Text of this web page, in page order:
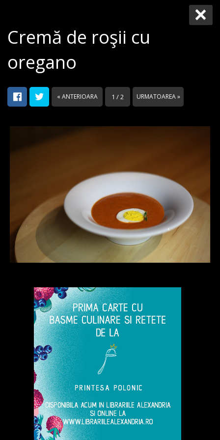
Cremă de roşii cu
oregano
« ANTERIOARA 1 / 2 URMATOAREA »